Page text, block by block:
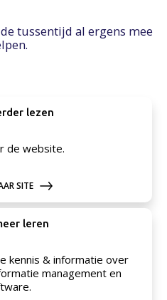
tussentijd al ergens mee
lezen
de website.
SITE
leren
kennis & informatie over
management en